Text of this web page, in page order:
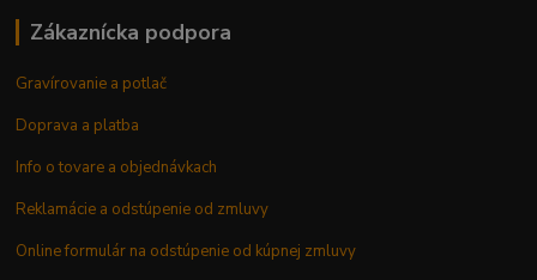
Zákaznícka podpora
Gravírovanie a potlač
Doprava a platba
Info o tovare a objednávkach
Reklamácie a odstúpenie od zmluvy
Online formulár na odstúpenie od kúpnej zmluvy